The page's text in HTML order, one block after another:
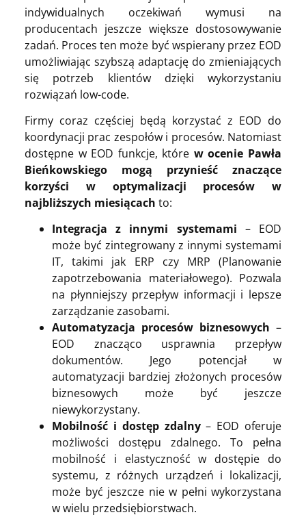
indywidualnych oczekiwań wymusi na
producentach jeszcze większe dostosowywanie
zadań. Proces ten może być wspierany przez EOD
umożliwiając szybszą adaptację do zmieniających
się potrzeb klientów dzięki wykorzystaniu
rozwiązań low-code.
Firmy coraz częściej będą korzystać z EOD do
koordynacji prac zespołów i procesów. Natomiast
dostępne w EOD funkcje, które w ocenie Pawła
Bieńkowskiego mogą przynieść znaczące
korzyści w optymalizacji procesów w
najbliższych miesiącach to:
Integracja z innymi systemami – EOD
może być zintegrowany z innymi systemami
IT, takimi jak ERP czy MRP (Planowanie
zapotrzebowania materiałowego). Pozwala
na płynniejszy przepływ informacji i lepsze
zarządzanie zasobami.
Automatyzacja procesów biznesowych –
EOD znacząco usprawnia przepływ
dokumentów. Jego potencjał w
automatyzacji bardziej złożonych procesów
biznesowych może być jeszcze
niewykorzystany.
Mobilność i dostęp zdalny– EOD oferuje
możliwości dostępu zdalnego. To pełna
mobilność i elastyczność w dostępie do
systemu, z różnych urządzeń i lokalizacji,
może być jeszcze nie w pełni wykorzystana
w wielu przedsiębiorstwach.